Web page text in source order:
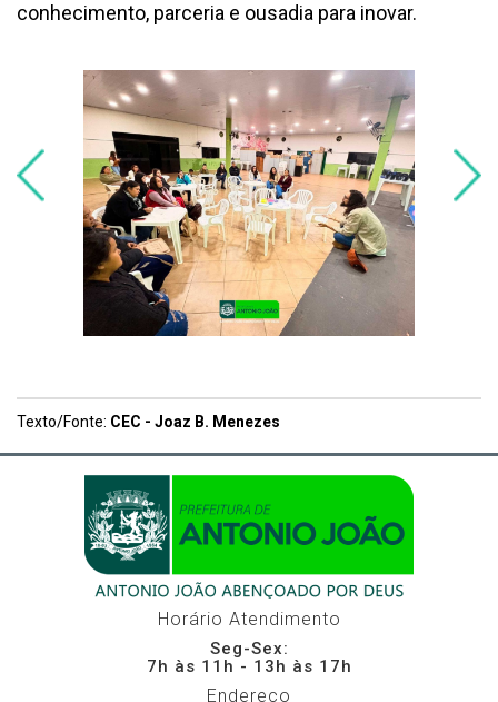
conhecimento, parceria e ousadia para inovar.
Texto/Fonte: CEC - Joaz B. Menezes
Horário Atendimento
Seg-Sex:
7h às 11h - 13h às 17h
Endereço